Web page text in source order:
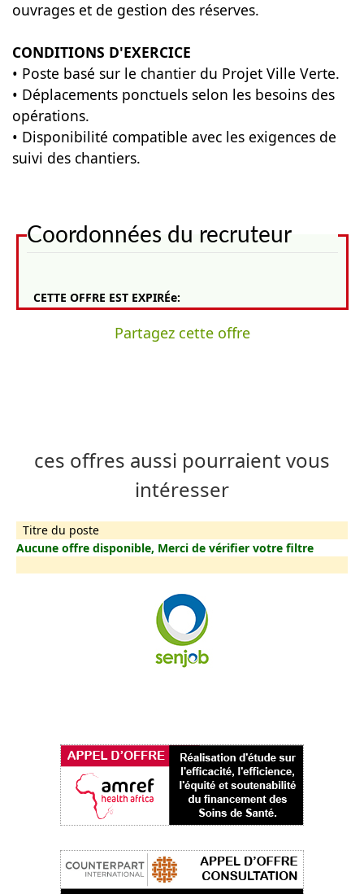
ouvrages et de gestion des réserves.
CONDITIONS D'EXERCICE
• Poste basé sur le chantier du Projet Ville Verte.
• Déplacements ponctuels selon les besoins des
opérations.
• Disponibilité compatible avec les exigences de
suivi des chantiers.
Coordonnées du recruteur
CETTE OFFRE EST EXPIRÉe:
Partagez cette offre
ces offres aussi pourraient vous
intéresser
Titre du poste
Aucune offre disponible, Merci de vérifier votre filtre